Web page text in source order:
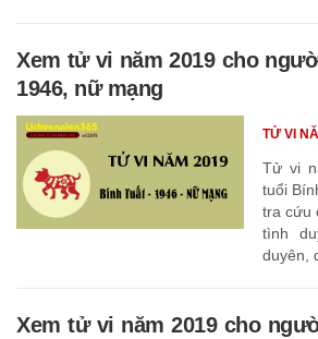
Xem tử vi năm 2019 cho
1946, nữ mạng
Tử vi
tuổi
tra cứu
tình
duyên,
TỬ VI
Xem tử vi năm 2019 cho